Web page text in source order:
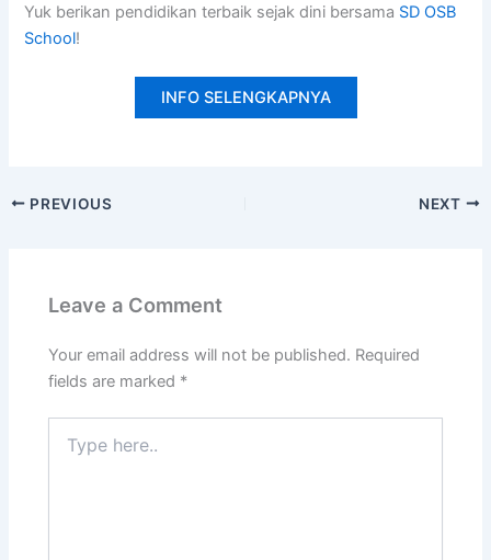
Yuk berikan pendidikan terbaik sejak dini bersama SD OSB
School!
INFO SELENGKAPNYA
PREVIOUS NEXT
Leave a Comment
Your email address will not be published. Required
fields are marked *
here..